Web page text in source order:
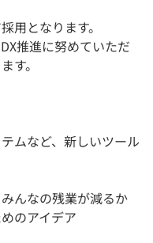
用となります。
推進に努めていただ
す。
ムなど、新しいツール
んなの残業が減るか
のアイデア